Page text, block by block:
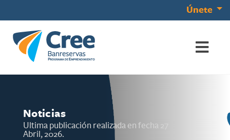
Únete
Noticias
Ultima publicación realizada en fecha
Abril, 2026.